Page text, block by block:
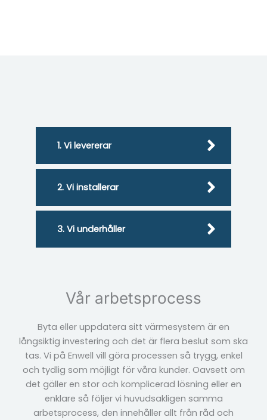
1. Vi levererar
2. Vi installerar
3. Vi underhåller
Vår arbetsprocess
Byta eller uppdatera sitt värmesystem är en
långsiktig investering och det är flera beslut som ska
tas. Vi på Enwell vill göra processen så trygg, enkel
och tydlig som möjligt för våra kunder. Oavsett om
det gäller en stor och komplicerad lösning eller en
enklare så följer vi huvudsakligen samma
arbetsprocess, den innehåller allt från råd och